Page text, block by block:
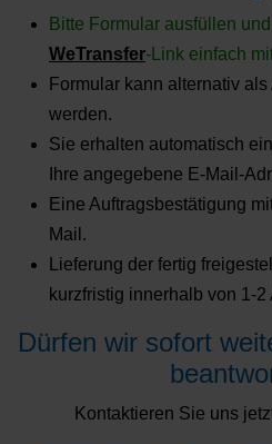
Bitte Formular ausfüllen
WeTransfer-Link einfach
Formular kann alternativ
werden.
Sie erhalten automatisch
Ihre angegebene E-Mail-
Eine Auftragsbestätigung
Mail.
Lieferung der fertig
kurzfristig innerhalb von 1-2
Dürfen wir sofort
Kontaktieren Sie uns